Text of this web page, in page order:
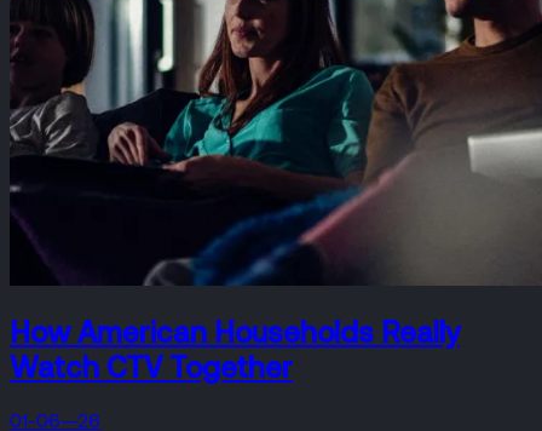
How American Households Really
Watch CTV Together
01-06—26